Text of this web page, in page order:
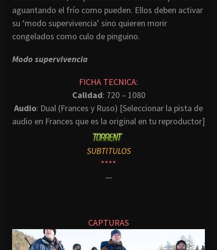
aguantando el frío como pueden. Ellos deben activar
su ‘modo supervivencia’ sino quieren morir
congelados como culo de pinguino.
Modo supervivencia
FICHA TECNICA:
Calidad: 720 – 1080
Audio: Dual (Frances y Ruso) [Seleccionar la pista de
audio en Frances que es la original en tu reproductor]
SUBTITULOS
****
—
CAPTURAS